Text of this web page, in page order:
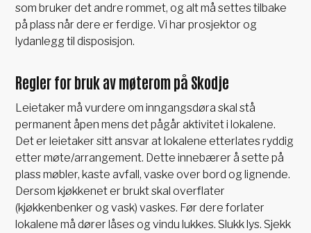
som bruker det andre rommet, og alt må settes tilbake
på plass når dere er ferdige. Vi har prosjektor og
lydanlegg til disposisjon.
Regler for bruk av møterom på Skodje
Leietaker må vurdere om inngangsdøra skal stå
permanent åpen mens det pågår aktivitet i lokalene.
Det er leietaker sitt ansvar at lokalene etterlates ryddig
etter møte/arrangement. Dette innebærer å sette på
plass møbler, kaste avfall, vaske over bord og lignende.
Dersom kjøkkenet er brukt skal overflater
(kjøkkenbenker og vask) vaskes. Før dere forlater
lokalene må dører låses og vindu lukkes. Slukk lys. Sjekk